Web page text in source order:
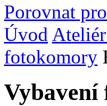
Porovnat
Úvod
fotokomory